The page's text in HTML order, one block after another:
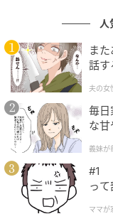
インはただの飲
の想いが込められ
約2年間の収録の
自宅に招かれ、フ
語り合った温かな
ます。
この作品に全力を
絆をより強固なも
喜びはありません。
人
ま
話す
夫の女
毎日
な
が】
義妹が
#1
っ
ママが